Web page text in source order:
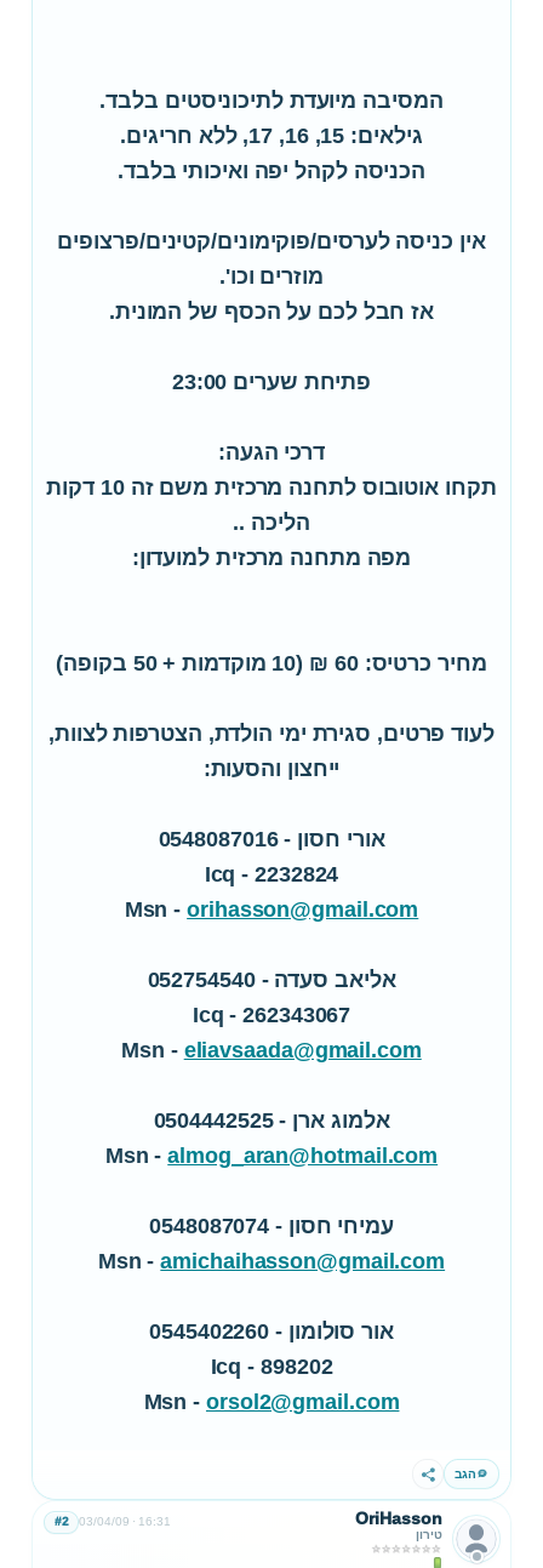
המסיבה מיועדת לתיכוניסטים בלבד.
גילאים: 15, 16, 17, ללא חריגים.
הכניסה לקהל יפה ואיכותי בלבד.
אין כניסה לערסים/פוקימונים/קטינים/פרצופים
מוזרים וכו'.
אז חבל לכם על הכסף של המונית.
פתיחת שערים 23:00
דרכי הגעה:
תקחו אוטובוס לתחנה מרכזית משם זה 10 דקות
הליכה ..
מפה מתחנה מרכזית למועדון:
מחיר כרטיס: 60 ₪ (10 מוקדמות + 50 בקופה)
לעוד פרטים, סגירת ימי הולדת, הצטרפות לצוות,
ייחצון והסעות:
אורי חסון - 0548087016
Icq - 2232824
Msn -orihasson@gmail.com
אליאב סעדה - 052754540
Icq - 262343067
Msn - eliavsaada@gmail.com
אלמוג ארן - 0504442525
Msn -almog_aran@hotmail.com
עמיחי חסון - 0548087074
Msn -amichaihasson@gmail.com
אור סולומון - 0545402260
Icq - 898202
Msn - orsol2@gmail.com
הגב שתף
OriHasson
טירון
03/04/09 16:31
#2